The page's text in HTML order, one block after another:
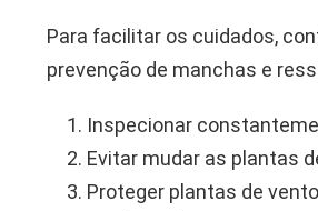
Para facilitar os cuidados,
prevenção de manchas e
Inspecionar
Evitar mudar as plantas
Proteger plantas de